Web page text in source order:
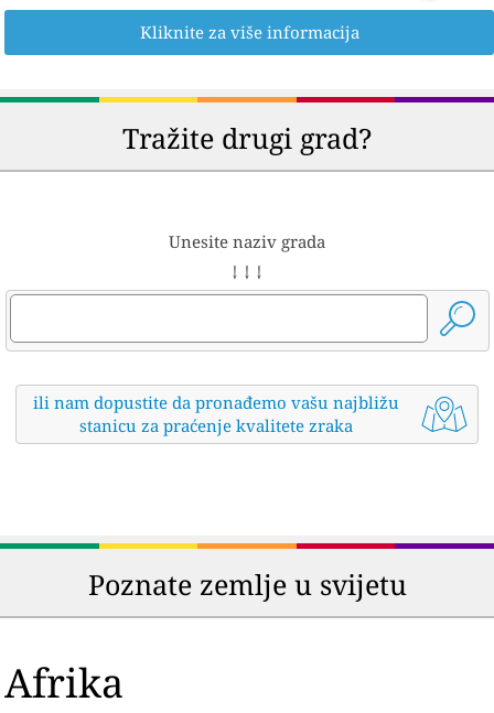
Kliknite za više informacija
Tražite drugi grad?
Unesite naziv grada
↓ ↓ ↓
ili nam dopustite da pronađemo vašu najbližu
stanicu za praćenje kvalitete zraka
Poznate zemlje u svijetu
Afrika